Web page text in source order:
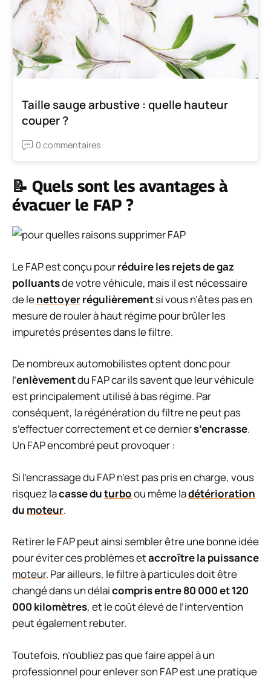
Taille sauge arbustive : quelle hauteur
couper ?
0 commentaires
📝 Quels sont les avantages à
évacuer le FAP ?
Le FAP est conçu pourréduire les rejets de gaz
polluantsde votre véhicule, mais il est nécessaire
de lenettoyerrégulièrementsi vous n’êtes pas en
mesure de rouler à haut régime pour brûler les
impuretés présentes dans le filtre.
De nombreux automobilistes optent donc pour
l’enlèvementdu FAP car ils savent que leur véhicule
est principalement utilisé à bas régime. Par
conséquent, la régénération du filtre ne peut pas
s’effectuer correctement et ce derniers’encrasse.
Un FAP encombré peut provoquer :
Si l’encrassage du FAP n’est pas pris en charge, vous
risquez lacasse duturboou même ladétérioration
du moteur.
Retirer le FAP peut ainsi sembler être une bonne idée
pour éviter ces problèmes etaccroître la puissance
moteur. Par ailleurs, le filtre à particules doit être
changé dans un délaicompris entre 80 000 et 120
000 kilomètres, et le coût élevé de l’intervention
peut également rebuter.
Toutefois, n’oubliez pas que faire appel à un
professionnel pour enlever son FAP est une pratique